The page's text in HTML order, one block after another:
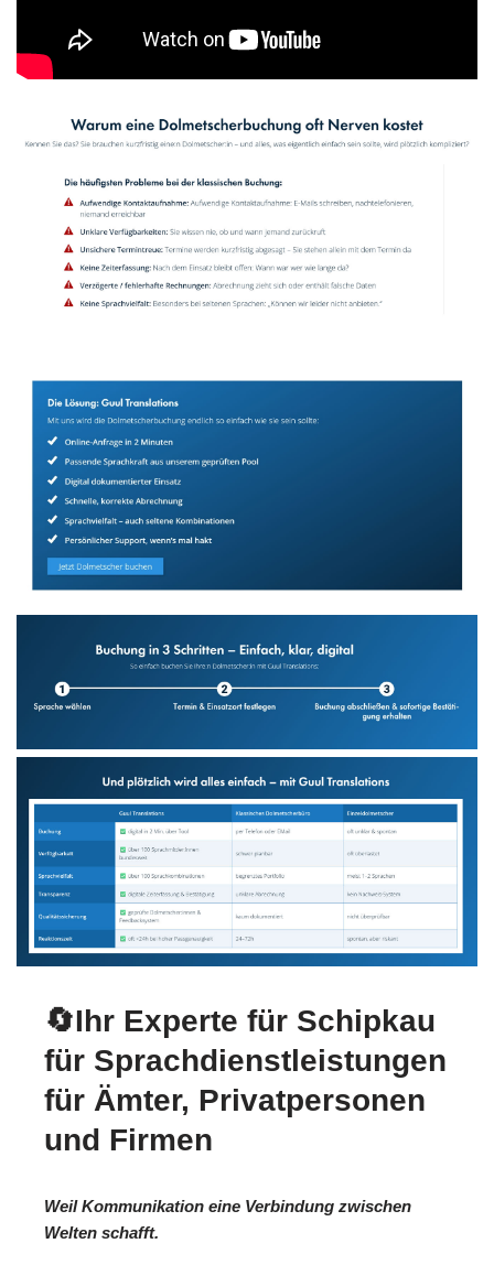
🔄Ihr Experte für Schipkau
für Sprachdienstleistungen
für Ämter, Privatpersonen
und Firmen
Weil Kommunikation eine Verbindung zwischen
Welten schafft.